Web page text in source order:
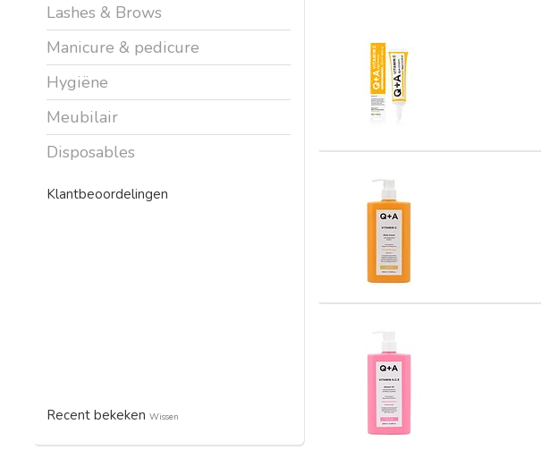
Lashes & Brows
Manicure & pedicure
Hygiëne
Meubilair
Disposables
Klantbeoordelingen
Recent bekeken Wissen